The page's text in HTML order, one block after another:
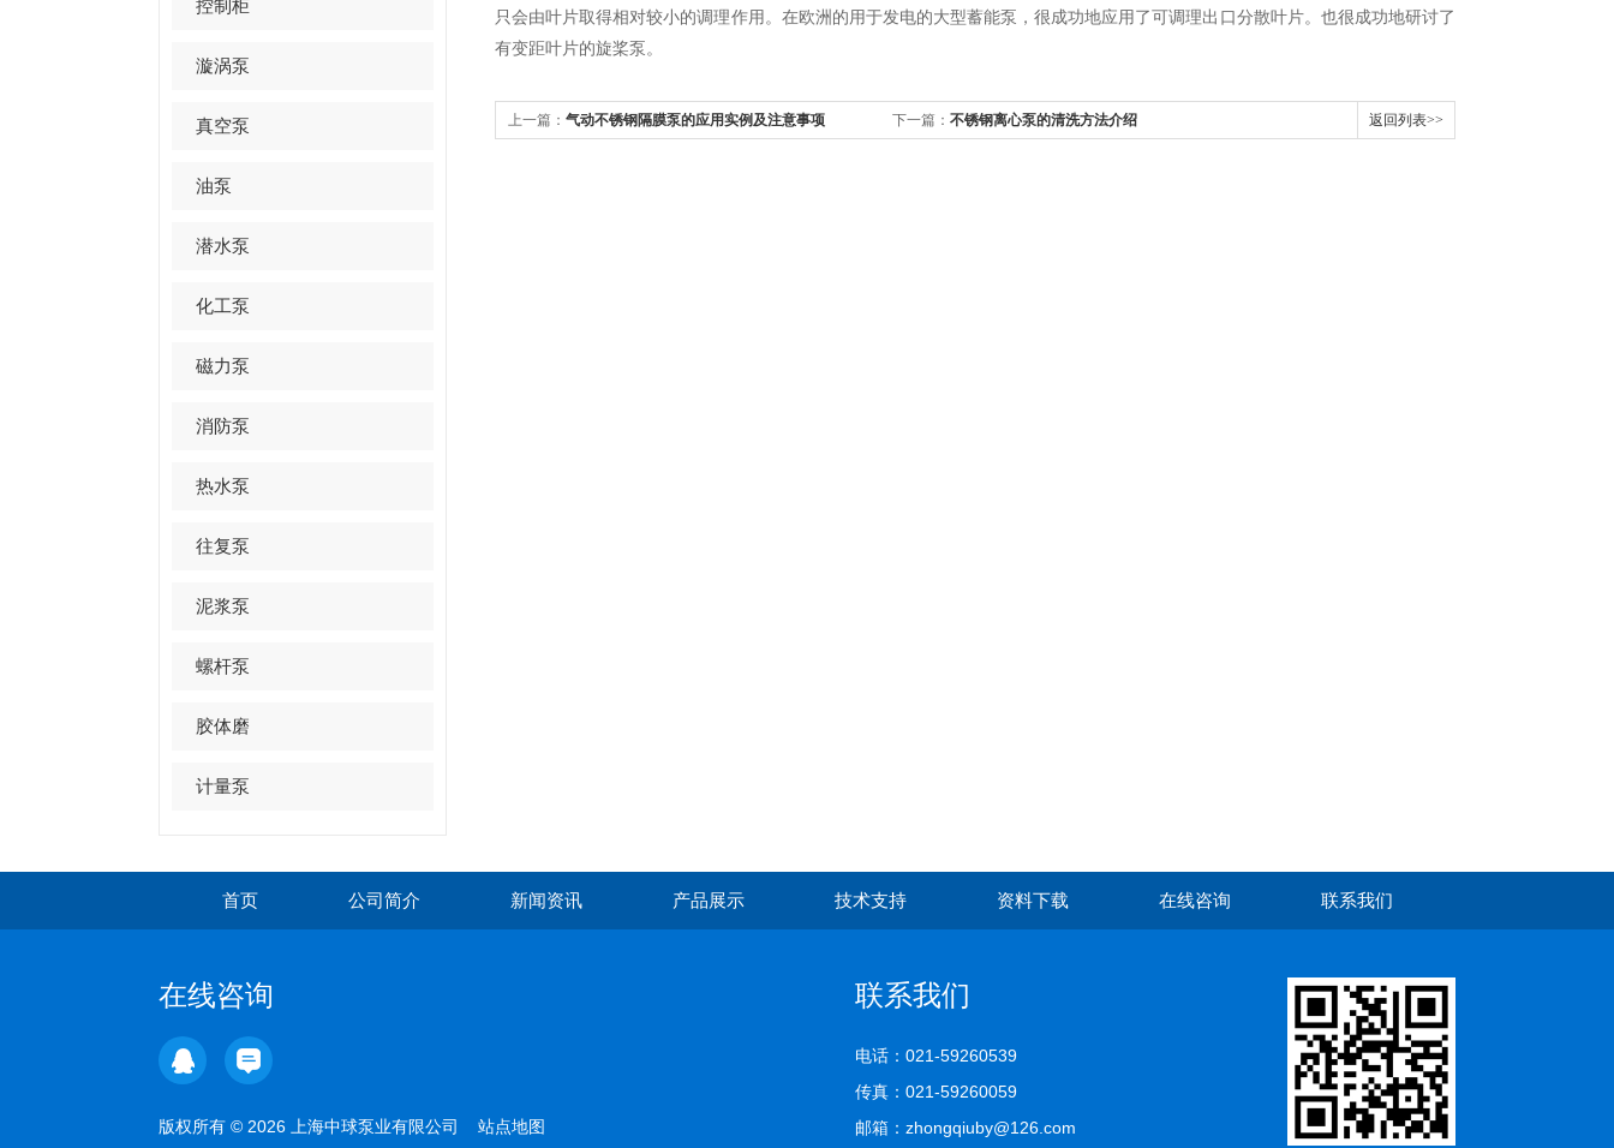
控制柜
漩涡泵
真空泵
油泵
潜水泵
化工泵
磁力泵
消防泵
热水泵
往复泵
泥浆泵
螺杆泵
胶体磨
计量泵
只会由叶片取得相对较小的调理作用。在欧洲的用于发电的大型蓄能泵，很成功地应用了可调理出口分散叶片。也很成功地研讨了
有变距叶片的旋桨泵。
上一篇： 气动不锈钢隔膜泵的应用实例及注意事项 下一篇： 不锈钢离心泵的清洗方法介绍 返回列表>>
首页 公司简介 新闻资讯 产品展示 技术支持 资料下载 在线咨询 联系我们
在线咨询
版权所有 © 2026 上海中球泵业有限公司 站点地图
联系我们
电话：021-59260539
传真：021-59260059
邮箱：zhongqiuby@126.com